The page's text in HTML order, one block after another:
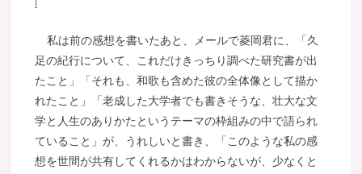
l
私は前の感想を書いたあと、メールで菱岡君に、「久
足の紀行について、これだけきっちり調べた研究書が出
たこと」「それも、和歌も含めた彼の全体像として描か
れたこと」「老成した大学者でも書きそうな、壮大な文
学と人生のありかたというテーマの枠組みの中で語られ
ていること」が、うれしいと書き、「このような私の感
想を世間が共有してくれるかはわからないが、少なくと